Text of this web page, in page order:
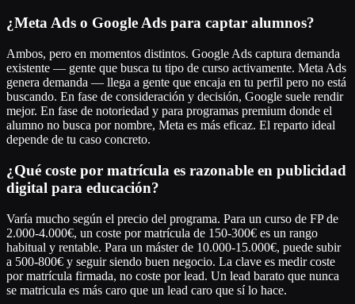
¿Meta Ads o Google Ads para captar alumnos?
Ambos, pero en momentos distintos. Google Ads captura demanda
existente — gente que busca tu tipo de curso activamente. Meta Ads
genera demanda — llega a gente que encaja en tu perfil pero no está
buscando. En fase de consideración y decisión, Google suele rendir
mejor. En fase de notoriedad y para programas premium donde el
alumno no busca por nombre, Meta es más eficaz. El reparto ideal
depende de tu caso concreto.
¿Qué coste por matrícula es razonable en publicidad
digital para educación?
Varía mucho según el precio del programa. Para un curso de FP de
2.000-4.000€, un coste por matrícula de 150-300€ es un rango
habitual y rentable. Para un máster de 10.000-15.000€, puede subir
a 500-800€ y seguir siendo buen negocio. La clave es medir coste
por matrícula firmada, no coste por lead. Un lead barato que nunca
se matricula es más caro que un lead caro que sí lo hace.